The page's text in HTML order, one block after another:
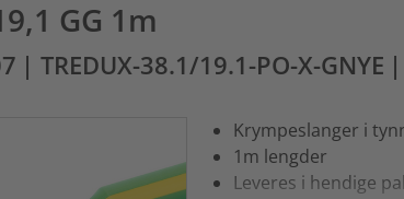
GG 1m
| TREDUX-38.1/19.1-PO-X-GNYE
Krympeslanger i
1m lengder
Leveres i hendige